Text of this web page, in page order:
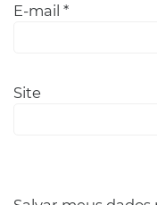
E-mail *
Site